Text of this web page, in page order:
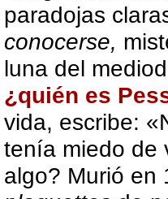
paradojas
conocerse,
luna del
¿quién es
vida, escribe:
tenía miedo de
algo? Murió en